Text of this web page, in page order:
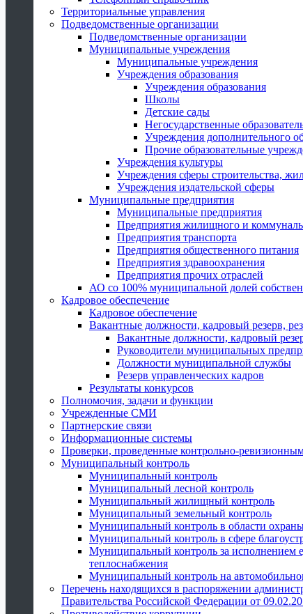
Территориальные управления
Подведомственные организации
Подведомственные организации
Муниципальные учреждения
Муниципальные учреждения
Учреждения образования
Учреждения образования
Школы
Детские сады
Негосударственные
Учреждения дополнительного
Прочие образовательные
Учреждения культуры
Учреждения сферы строительства,
Учреждения издательской сферы
Муниципальные предприятия
Муниципальные предприятия
Предприятия жилищного и
Предприятия транспорта
Предприятия общественного питания
Предприятия здравоохранения
Предприятия прочих отраслей
АО со 100% муниципальной долей
Кадровое обеспечение
Кадровое обеспечение
Вакантные должности, кадровый резерв,
Вакантные должности, кадровый
Руководители муниципальных
Должности муниципальной службы
Резерв управленческих кадров
Результаты конкурсов
Полномочия, задачи и функции
Учрежденные СМИ
Партнерские связи
Информационные системы
Проверки, проведенные контрольно-
Муниципальный контроль
Муниципальный контроль
Муниципальный лесной контроль
Муниципальный жилищный контроль
Муниципальный земельный контроль
Муниципальный контроль в области
Муниципальный контроль в сфере
Муниципальный контроль за исполнением
теплоснабжения
Муниципальный контроль на
Перечень находящихся в распоряжении
Правительства Российской Федерации от